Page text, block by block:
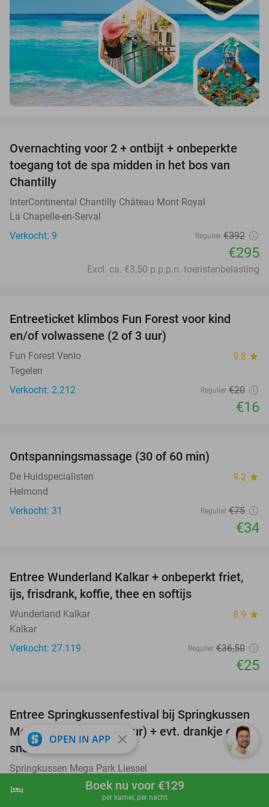
shopping_cart Boek nu
hotel Boek nu voor €129
per kamer, per nacht
25%
Overnachting voor 2 + ontbijt + onbeperkte
toegang tot de spa midden in het bos van
Chantilly
InterContinental Chantilly Château Mont Royal
La Chapelle-en-Serval
Verkocht: 9
Regulier €392
€295
Excl. ca. €3,50 p.p.p.n. toeristenbelasting
Entreeticket klimbos Fun Forest voor kind
en/of volwassene (2 of 3 uur)
Fun Forest Venlo 9.8 star
Tegelen
Verkocht: 2.212
Regulier €20
€16
Ontspanningsmassage (30 of 60 min)
De Huidspecialisten 9.2 star
Helmond
Verkocht: 31
Regulier €75
€34
32%
Entree Wunderland Kalkar + onbeperkt friet,
ijs, frisdrank, koffie, thee en softijs
Wunderland Kalkar 8.9 star
Kalkar
Verkocht: 27.119
Regulier €36,50
€25
53%
Entree Springkussenfestival bij Springkussen
Mega Park Liessel (4 uur) + evt. drankje en
snack
Springkussen Mega Park Liessel
OPEN IN APP close